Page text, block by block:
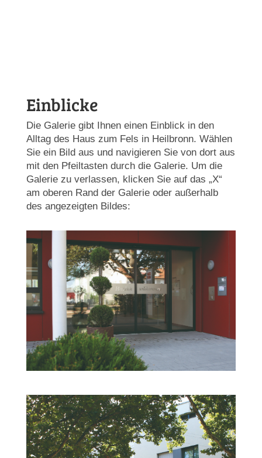
Einblicke
Die Galerie gibt Ihnen einen Einblick in den
Alltag des Haus zum Fels in Heilbronn. Wählen
Sie ein Bild aus und navigieren Sie von dort aus
mit den Pfeiltasten durch die Galerie. Um die
Galerie zu verlassen, klicken Sie auf das „X“
am oberen Rand der Galerie oder außerhalb
des angezeigten Bildes: